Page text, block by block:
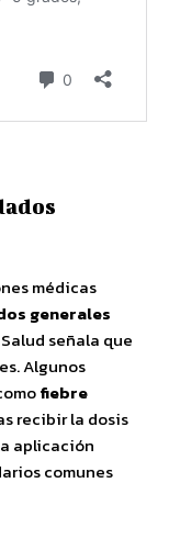
médicas
generales
señala que
Algunos
fiebre
recibir la dosis
aplicación
comunes